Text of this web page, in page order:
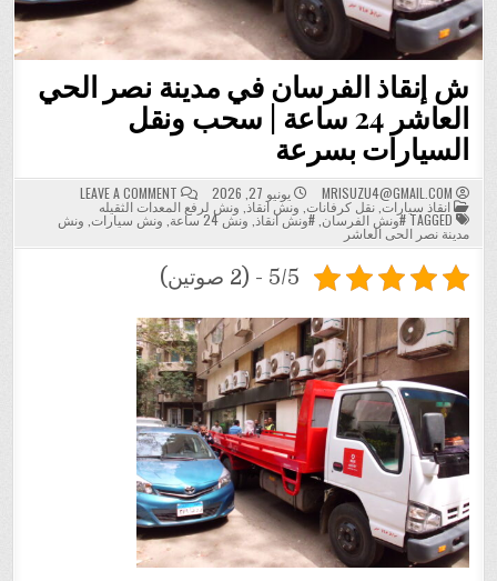
ش إنقاذ الفرسان في مدينة نصر الحي
العاشر 24 ساعة | سحب ونقل
السيارات بسرعة
MRISUZU4@GMAIL.COM يونيو 27, 2026 LEAVE A COMMENT
ON
ش
إنقاذ
الفرسان
في
POSTED
IN
انقاذ سيارات ,نقل كرفانات ونش انقاذ ونش لرفع المعدات الثقيله
#ونش الفرسان ,#ونش انقاذ ونش 24 ساعة , ونش سيارات ونش
مدينة نصر الحى العاشر
5/5 - (2 صوتين)